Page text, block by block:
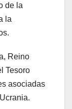
de la
la
Reino
Tesoro
asociadas